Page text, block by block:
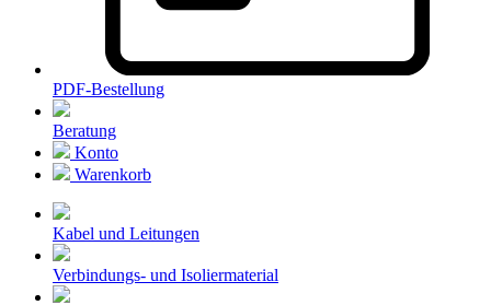
PDF-Bestellung
Beratung
Konto
Warenkorb
Kabel und Leitungen
Verbindungs- und Isoliermaterial